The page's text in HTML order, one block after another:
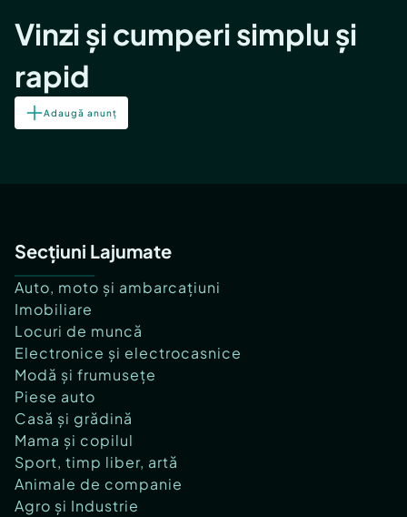
Vinzi și cumperi simplu și
rapid
Adaugă anunț
Secțiuni Lajumate
Auto, moto și ambarcațiuni
Imobiliare
Locuri de muncă
Electronice și electrocasnice
Modă și frumusețe
Piese auto
Casă și grădină
Mama și copilul
Sport, timp liber, artă
Animale de companie
Agro și Industrie